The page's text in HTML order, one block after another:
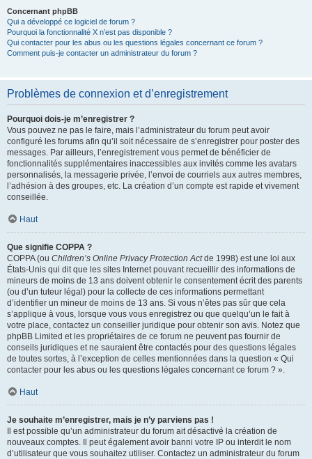
Concernant phpBB
Qui a développé ce logiciel de forum ?
Pourquoi la fonctionnalité X n’est pas disponible ?
Qui contacter pour les abus ou les questions légales concernant ce forum ?
Comment puis-je contacter un administrateur du forum ?
Problèmes de connexion et d’enregistrement
Pourquoi dois-je m’enregistrer ?
Vous pouvez ne pas le faire, mais l’administrateur du forum peut avoir
configuré les forums afin qu’il soit nécessaire de s’enregistrer pour poster des
messages. Par ailleurs, l’enregistrement vous permet de bénéficier de
fonctionnalités supplémentaires inaccessibles aux invités comme les avatars
personnalisés, la messagerie privée, l’envoi de courriels aux autres membres,
l’adhésion à des groupes, etc. La création d’un compte est rapide et vivement
conseillée.
Haut
Que signifie COPPA ?
COPPA (ou Children’s Online Privacy Protection Actde 1998) est une loi aux
États-Unis qui dit que les sites Internet pouvant recueillir des informations de
mineurs de moins de 13 ans doivent obtenir le consentement écrit des parents
(ou d’un tuteur légal) pour la collecte de ces informations permettant
d’identifier un mineur de moins de 13 ans. Si vous n’êtes pas sûr que cela
s’applique à vous, lorsque vous vous enregistrez ou que quelqu’un le fait à
votre place, contactez un conseiller juridique pour obtenir son avis. Notez que
phpBB Limited et les propriétaires de ce forum ne peuvent pas fournir de
conseils juridiques et ne sauraient être contactés pour des questions légales
de toutes sortes, à l’exception de celles mentionnées dans la question « Qui
contacter pour les abus ou les questions légales concernant ce forum ? ».
Haut
Je souhaite m’enregistrer, mais je n’y parviens pas !
Il est possible qu’un administrateur du forum ait désactivé la création de
nouveaux comptes. Il peut également avoir banni votre IP ou interdit le nom
d’utilisateur que vous souhaitez utiliser. Contactez un administrateur du forum